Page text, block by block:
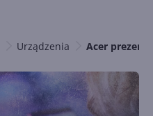
Urządzenia Acer